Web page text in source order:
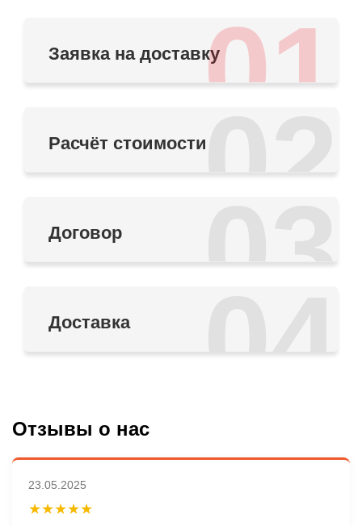
01
Заявка на доставку
02
Расчёт стоимости
03
Договор
04
Доставка
Отзывы о нас
23.05.2025
★★★★★